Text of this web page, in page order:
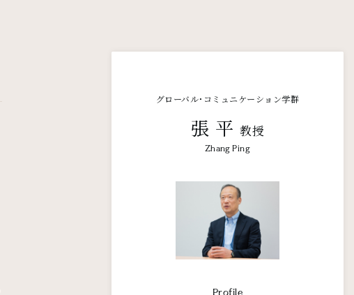
グローバル・コミュニケーション学群
張 平 教授
Zhang Ping